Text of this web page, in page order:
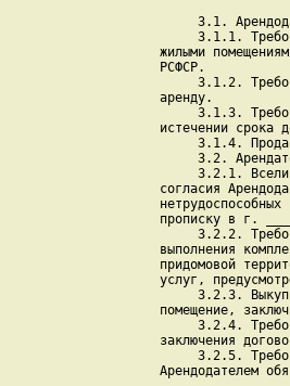
3.1.
3.1.1.
жилыми
    РСФСР.
3.1.2.
    аренду.
3.1.3.
истечении срока
3.1.4.
3.2.
3.2.1.
согласия
нетрудоспособных
прописку в г.
3.2.2.
выполнения
придомовой
услуг,
3.2.3.
помещение,
3.2.4.
заключения
3.2.5.
Арендодателем